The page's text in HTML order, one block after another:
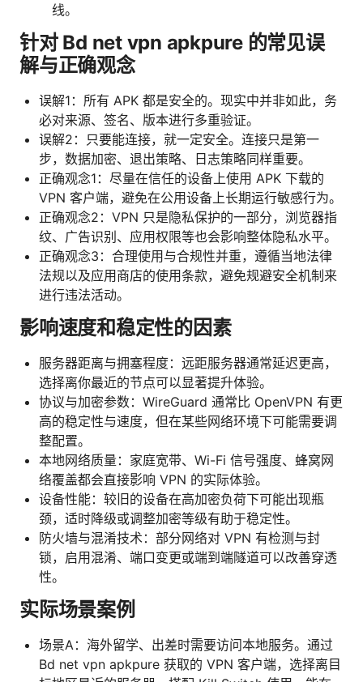
线。
针对 Bd net vpn apkpure 的常见误
解与正确观念
误解1：所有 APK 都是安全的。现实中并非如此，务
必对来源、签名、版本进行多重验证。
误解2：只要能连接，就一定安全。连接只是第一
步，数据加密、退出策略、日志策略同样重要。
正确观念1：尽量在信任的设备上使用 APK 下载的
VPN 客户端，避免在公用设备上长期运行敏感行为。
正确观念2：VPN 只是隐私保护的一部分，浏览器指
纹、广告识别、应用权限等也会影响整体隐私水平。
正确观念3：合理使用与合规性并重，遵循当地法律
法规以及应用商店的使用条款，避免规避安全机制来
进行违法活动。
影响速度和稳定性的因素
服务器距离与拥塞程度：远距服务器通常延迟更高，
选择离你最近的节点可以显著提升体验。
协议与加密参数：WireGuard 通常比 OpenVPN 有更
高的稳定性与速度，但在某些网络环境下可能需要调
整配置。
本地网络质量：家庭宽带、Wi-Fi 信号强度、蜂窝网
络覆盖都会直接影响 VPN 的实际体验。
设备性能：较旧的设备在高加密负荷下可能出现瓶
颈，适时降级或调整加密等级有助于稳定性。
防火墙与混淆技术：部分网络对 VPN 有检测与封
锁，启用混淆、端口变更或端到端隧道可以改善穿透
性。
实际场景案例
场景A：海外留学、出差时需要访问本地服务。通过
Bd net vpn apkpure 获取的 VPN 客户端，选择离目